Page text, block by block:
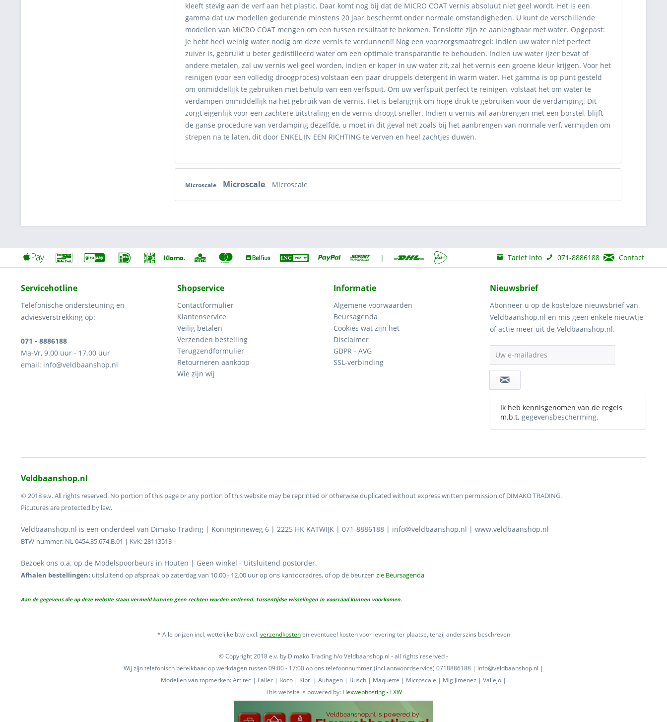
kleeft stevig aan de verf aan het plastic. Daar komt nog bij dat de MICRO COAT vernis absoluut niet geel wordt. Het is een
gamma dat uw modellen gedurende minstens 20 jaar beschermt onder normale omstandigheden. U kunt de verschillende
modellen van MICRO COAT mengen om een tussen resultaat te bekomen. Tenslotte zijn ze aanlengbaar met water. Opgepast:
Je hebt heel weinig water nodig om deze vernis te verdunnen!! Nog een voorzorgsmaatregel: Indien uw water niet perfect
zuiver is, gebruikt u beter gedistilleerd water om een optimale transparantie te behouden. Indien uw water ijzer bevat of
andere metalen, zal uw vernis wel geel worden, indien er koper in uw water zit, zal het vernis een groene kleur krijgen. Voor het
reinigen (voor een volledig droogproces) volstaan een paar druppels detergent in warm water. Het gamma is op punt gesteld
om onmiddellijk te gebruiken met behulp van een verfspuit. Om uw verfspuit perfect te reinigen, volstaat het om water te
verdampen onmiddellijk na het gebruik van de vernis. Het is belangrijk om hoge druk te gebruiken voor de verdamping. Dit
zorgt eigenlijk voor een zachtere uitstraling en de vernis droogt sneller. Indien u vernis wil aanbrengen met een borstel, blijft
de ganse procedure van verdamping dezelfde, u moet in dit geval net zoals bij het aanbrengen van normale verf, vermijden om
strepen na te laten, dit door ENKEL IN EEN RICHTING te verven en heel zachtjes duwen.
Microscale Microscale Microscale
| Tarief info 071-8886188 Contact
Servicehotline
Telefonische ondersteuning en
adviesverstrekking op:
071 - 8886188
Ma-Vr, 9.00 uur - 17.00 uur
email: info@veldbaanshop.nl
Shopservice
Contactformulier
Klantenservice
Veilig betalen
Verzenden bestelling
Terugzendformulier
Retourneren aankoop
Wie zijn wij
Informatie
Algemene voorwaarden
Beursagenda
Cookies wat zijn het
Disclaimer
GDPR - AVG
SSL-verbinding
Nieuwsbrief
Abonneer u op de kosteloze nieuwsbrief van
Veldbaanshop.nl en mis geen enkele nieuwtje
of actie meer uit de Veldbaanshop.nl.
Uw e-mailadres
Ik heb kennisgenomen van de regels
m.b.t. gegevensbescherming.
Veldbaanshop.nl
© 2018 e.v. All rights reserved. No portion of this page or any portion of this website may be reprinted or otherwise duplicated without express written permission of DIMAKO TRADING.
Picutures are protected by law.
Veldbaanshop.nl is een onderdeel van Dimako Trading | Koninginneweg 6 | 2225 HK KATWIJK | 071-8886188 | info@veldbaanshop.nl | www.veldbaanshop.nl
BTW-nummer: NL 0454.35.674.B.01 | KvK: 28113513 |
Bezoek ons o.a. op de Modelspoorbeurs in Houten | Geen winkel - Uitsluitend postorder.
Afhalen bestellingen: uitsluitend op afspraak op zaterdag van 10.00 - 12.00 uur op ons kantooradres, of op de beurzen zie Beursagenda
Aan de gegevens die op deze website staan vermeld kunnen geen rechten worden ontleend. Tussentijdse wisselingen in voorraad kunnen voorkomen.
* Alle prijzen incl. wettelijke btw excl.verzendkostenen eventueel kosten voor levering ter plaatse, tenzij anderszins beschreven
© Copyright 2018 e.v. by Dimako Trading h/o Veldbaanshop.nl - all rights reserved -
Wij zijn telefonisch bereikbaar op werkdagen tussen 09:00 - 17:00 op ons telefoonnummer (incl antwoordservice) 0718886188 | info@veldbaanshop.nl |
Modellen van topmerken: Artitec | Faller | Roco | Kibri | Auhagen | Busch | Maquette | Microscale | Mig Jimenez | Vallejo |
This website is powered by: Flexwebhosting - FXW